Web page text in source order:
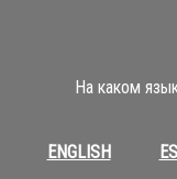
На каком
ENGLISH